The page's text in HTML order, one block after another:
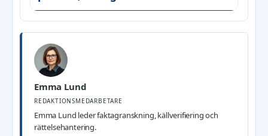
Emma Lund
REDAKTIONSMEDARBETARE
Emma Lund leder faktagranskning, källverifiering och
rättelsehantering.